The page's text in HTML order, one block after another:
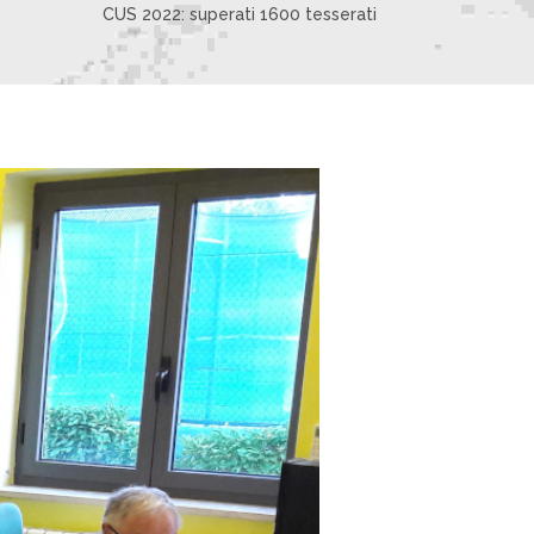
CUS 2022: superati 1600 tesserati